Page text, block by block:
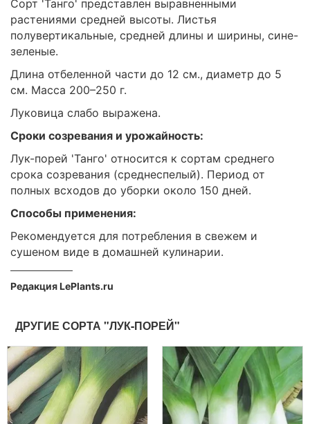
Сорт 'Танго' представлен выравненными
растениями средней высоты. Листья
полувертикальные, средней длины и ширины, сине-
зеленые.
Длина отбеленной части до 12 см., диаметр до 5
см. Масса 200–250 г.
Луковица слабо выражена.
Сроки созревания и урожайность:
Лук-порей 'Танго' относится к сортам среднего
срока созревания (среднеспелый). Период от
полных всходов до уборки около 150 дней.
Способы применения:
Рекомендуется для потребления в свежем и
сушеном виде в домашней кулинарии.
Редакция LePlants.ru
ДРУГИЕ СОРТА "ЛУК-ПОРЕЙ"